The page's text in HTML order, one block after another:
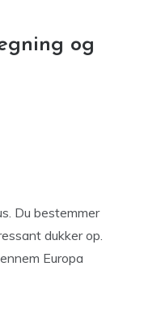
og
Du bestemmer
dukker op.
Europa